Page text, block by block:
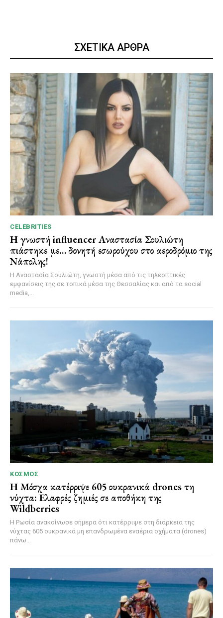
ΣΧΕΤΙΚΑ ΑΡΘΡΑ
CELEBRITIES
Η γνωστή influencer Αναστασία Σουλιώτη
πιάστηκε με… δονητή εσωρούχου στο αεροδρόμιο της
Νάπολης!
Η Αναστασία Σουλιώτη, γνωστή μέσα από τις τηλεοπτικές
εμφανίσεις της σε τοπικά μέσα της Θεσσαλίας και από τα social
media,...
ΚΌΣΜΟΣ
Η Μόσχα κατέρριψε 605 ουκρανικά drones τη
νύχτα: Ελαφρές ζημιές σε αποθήκη της
Wildberries
Η Ρωσία ανακοίνωσε σήμερα ότι κατέρριψε στη διάρκεια της
νύχτας 605 ουκρανικά μη επανδρωμένα εναέρια οχήματα (drones)
πάνω...